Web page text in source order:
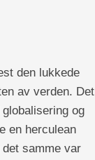
den lukkede
av verden. Det
og
en herculean
samme var